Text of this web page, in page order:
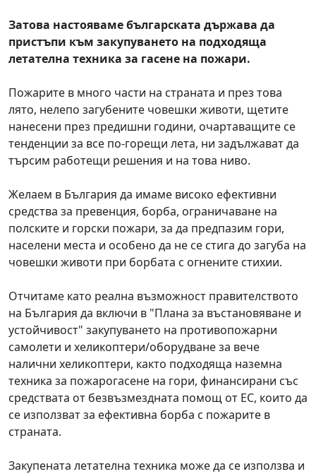
Затова настояваме българската държава да
пристъпи към закупуването на подходяща
летателна техника за гасене на пожари.
Пожарите в много части на страната и през това
лято, нелепо загубените човешки животи, щетите
нанесени през предишни години, очартаващите се
тенденции за все по-горещи лета, ни задължават да
търсим работещи решения и на това ниво.
Желаем в България да имаме високо ефективни
средства за превенция, борба, ограничаване на
полските и горски пожари, за да предпазим гори,
населени места и особено да не се стига до загуба на
човешки животи при борбата с огнените стихии.
Отчитаме като реална възможност правителството
на България да включи в "Плана за въстановяване и
устойчивост" закупуването на противопожарни
самолети и хеликоптери/оборудване за вече
налични хеликоптери, както подходяща наземна
техника за пожарогасене на гори, финансирани със
средствата от безвъзмездната помощ от ЕС, които да
се използват за ефективна борба с пожарите в
страната.
Закупената летателна техника може да се използва и